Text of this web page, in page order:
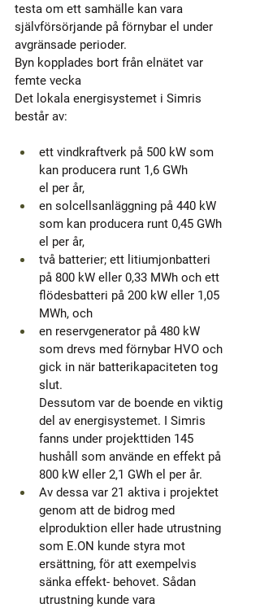
testa om ett samhälle kan vara
självförsörjande på förnybar el under
avgränsade perioder.
Byn kopplades bort från elnätet var
femte vecka
Det lokala energisystemet i Simris
består av:
ett vindkraftverk på 500 kW som
kan producera runt 1,6 GWh
el per år,
en solcellsanläggning på 440 kW
som kan producera runt 0,45 GWh
el per år,
två batterier; ett litiumjonbatteri
på 800 kW eller 0,33 MWh och ett
flödesbatteri på 200 kW eller 1,05
MWh, och
en reservgenerator på 480 kW
som drevs med förnybar HVO och
gick in när batterikapaciteten tog
slut.
Dessutom var de boende en viktig
del av energisystemet. I Simris
fanns under projekttiden 145
hushåll som använde en effekt på
800 kW eller 2,1 GWh el per år.
Av dessa var 21 aktiva i projektet
genom att de bidrog med
elproduktion eller hade utrustning
som E.ON kunde styra mot
ersättning, för att exempelvis
sänka effekt- behovet. Sådan
utrustning kunde vara